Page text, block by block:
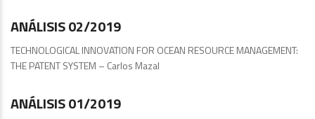
ANÁLISIS 02/2019
TECHNOLOGICAL INNOVATION FOR OCEAN RESOURCE MANAGEMENT:
THE PATENT SYSTEM – Carlos Mazal
Análisis
ANÁLISIS 01/2019